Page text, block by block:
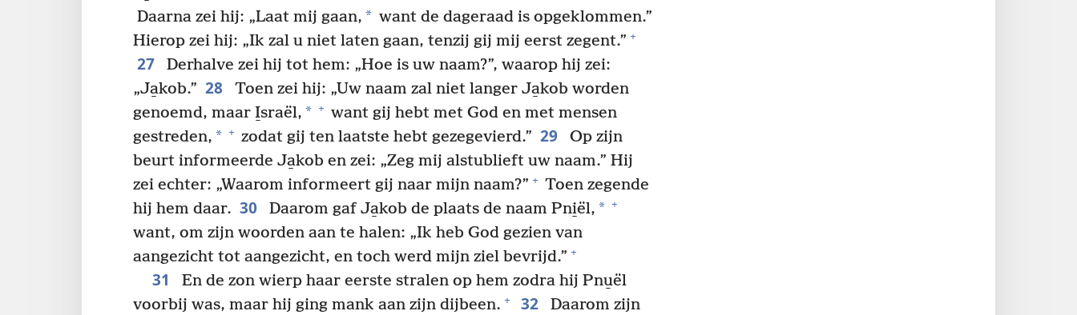
Daarna zei hij: „Laat mij gaan, * want de dageraad is opgeklommen.”
Hierop zei hij: „Ik zal u niet laten gaan, tenzij gij mij eerst zegent.” +
27
Derhalve zei hij tot hem: „Hoe is uw naam?”, waarop hij zei:
„Ja̱kob.” 28
Toen zei hij: „Uw naam zal niet langer Ja̱kob worden
genoemd, maar I̱sraël, * + want gij hebt met God en met mensen
gestreden, * + zodat gij ten laatste hebt gezegevierd.” 29
Op zijn
beurt informeerde Ja̱kob en zei: „Zeg mij alstublieft uw naam.” Hij
zei echter: „Waarom informeert gij naar mijn naam?” + Toen zegende
hij hem daar. 30 Daarom gaf Ja̱kob de plaats de naam Pni̱ël, * +
want, om zijn woorden aan te halen: „Ik heb God gezien van
aangezicht tot aangezicht, en toch werd mijn ziel bevrijd.” +
31
En de zon wierp haar eerste stralen op hem zodra hij Pnu̱ël
voorbij was, maar hij ging mank aan zijn dijbeen. + 32
Daarom zijn